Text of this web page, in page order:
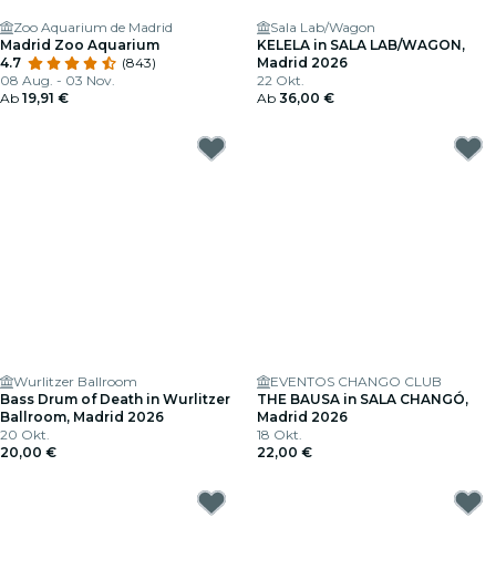
Zoo Aquarium de Madrid
Madrid Zoo Aquarium
4.7
(843)
08 Aug. - 03 Nov.
Ab 19,91 €
Sala Lab/Wagon
KELELA in SALA LAB/WAGON,
Madrid 2026
22 Okt.
Ab 36,00 €
Wurlitzer Ballroom
Bass Drum of Death in Wurlitzer
Ballroom, Madrid 2026
20 Okt.
20,00 €
EVENTOS CHANGO CLUB
THE BAUSA in SALA CHANGÓ,
Madrid 2026
18 Okt.
22,00 €